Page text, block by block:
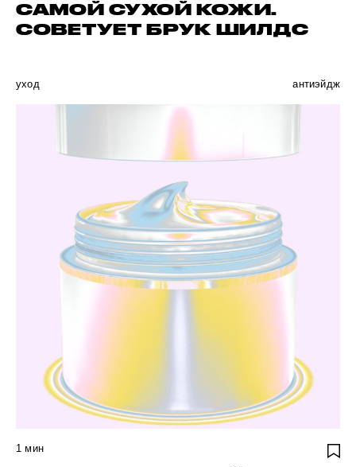
САМОЙ СУХОЙ КОЖИ.
СОВЕТУЕТ БРУК ШИЛДС
уход антиэйдж
1 мин